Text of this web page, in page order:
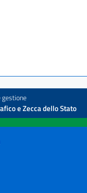
gestione
e Zecca dello Stato